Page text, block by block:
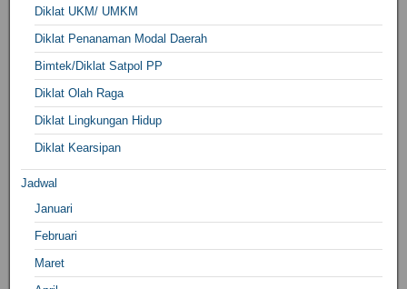
Diklat UKM/ UMKM
Diklat Penanaman Modal Daerah
Bimtek/Diklat Satpol PP
Diklat Olah Raga
Diklat Lingkungan Hidup
Diklat Kearsipan
Jadwal
Januari
Februari
Maret